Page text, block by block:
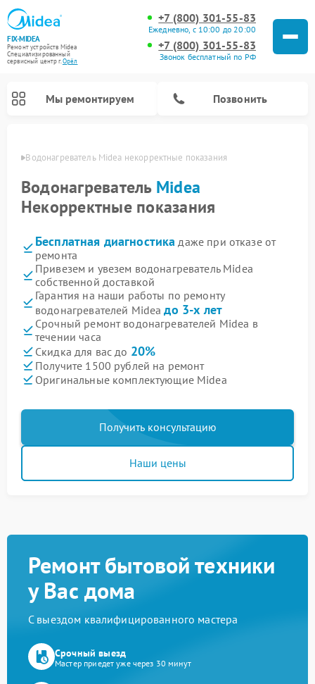
FIX-MIDEA
Ремонт устройств Midea
Специализированный
cервисный центр г.Орёл
+7 (800) 301-55-83
Ежедневно, с 10:00 до 20:00
+7 (800) 301-55-83
Звонок бесплатный по РФ
Мы ремонтируем Позвонить
Орле Водонагреватель Midea некорректные показания
Водонагреватель Midea
Некорректные показания
Бесплатная диагностика даже при отказе от
ремонта
Привезем и увезем водонагреватель Midea
собственной доставкой
Гарантия на наши работы по ремонту
водонагревателей Mideaдо 3-х лет
Срочный ремонт водонагревателей Midea в
течении часа
Скидка для вас до 20%
Получите 1500 рублей на ремонт
Оригинальные комплектующие Midea
Получить консультацию
Наши цены
Ремонт бытовой техники
у Вас дома
С выездом квалифицированного мастера
Срочный выезд
Мастер приедет уже через 30 минут